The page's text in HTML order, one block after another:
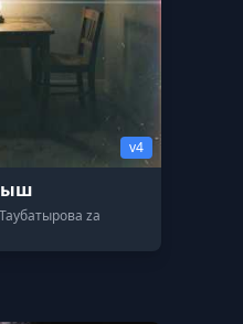
v4
za